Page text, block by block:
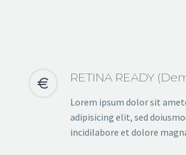

 RETINA READY
Lorem ipsum dolor sit
adipisicing elit, sed
incidilabore et dolore